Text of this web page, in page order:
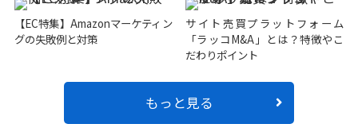
【EC特集】Amazonマーケティン
グの失敗例と対策
サイト売買プラットフォーム
「ラッコM&A」とは？特徴やこ
だわりポイント
もっと見る